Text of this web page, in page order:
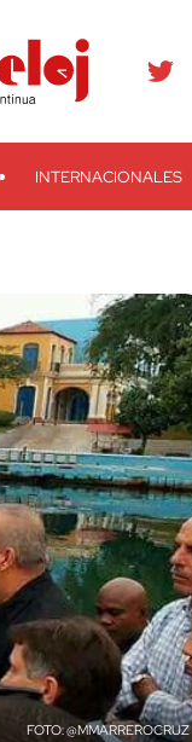
INTERNACIONALES
@MMARREROCRUZ